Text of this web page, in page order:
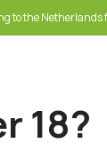
18?
to the Netherlands